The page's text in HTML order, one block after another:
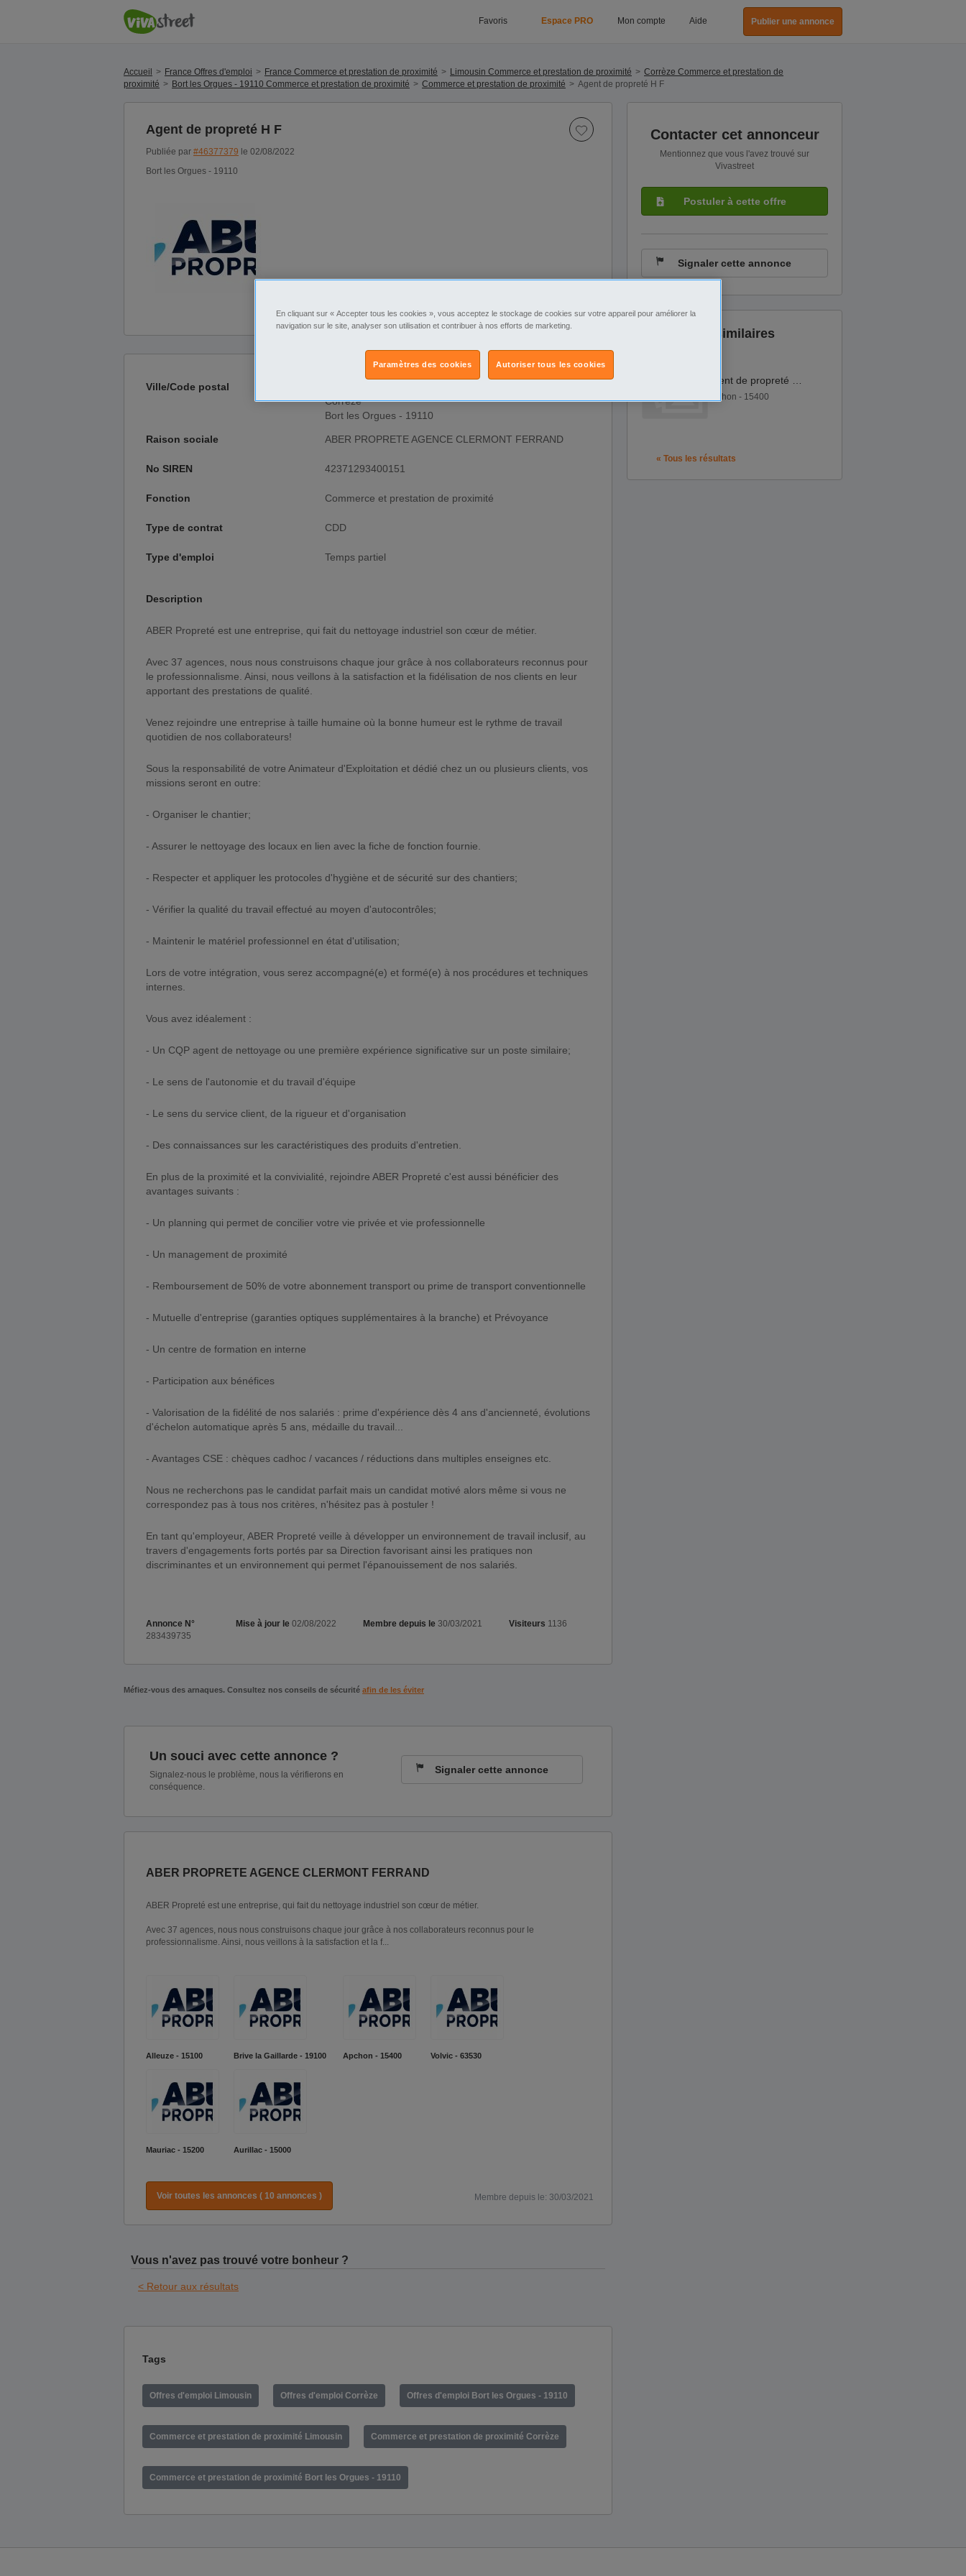
Favoris Espace PRO Mon compte Aide Publier une annonce
Accueil France Offres d'emploi France Commerce et prestation de proximité Limousin Commerce et prestation de proximité
Corrèze Commerce et prestation de
proximité
Bort les Orgues - 19110 Commerce et prestation de proximité Commerce et prestation de proximité Agent de propreté H F
Agent de propreté H F
Publiée par #46377379 le 02/08/2022
Bort les Orgues - 19110
Ville/Code postal
Corrèze
Bort les Orgues - 19110
Raison sociale ABER PROPRETE AGENCE CLERMONT FERRAND
No SIREN 42371293400151
Fonction Commerce et prestation de proximité
Type de contrat CDD
Type d'emploi Temps partiel
Description
ABER Propreté est une entreprise, qui fait du nettoyage industriel son cœur de métier.
Avec 37 agences, nous nous construisons chaque jour grâce à nos collaborateurs reconnus pour
le professionnalisme. Ainsi, nous veillons à la satisfaction et la fidélisation de nos clients en leur
apportant des prestations de qualité.
Venez rejoindre une entreprise à taille humaine où la bonne humeur est le rythme de travail
quotidien de nos collaborateurs!
Sous la responsabilité de votre Animateur d'Exploitation et dédié chez un ou plusieurs clients, vos
missions seront en outre:
- Organiser le chantier;
- Assurer le nettoyage des locaux en lien avec la fiche de fonction fournie.
- Respecter et appliquer les protocoles d'hygiène et de sécurité sur des chantiers;
- Vérifier la qualité du travail effectué au moyen d'autocontrôles;
- Maintenir le matériel professionnel en état d'utilisation;
Lors de votre intégration, vous serez accompagné(e) et formé(e) à nos procédures et techniques
internes.
Vous avez idéalement :
- Un CQP agent de nettoyage ou une première expérience significative sur un poste similaire;
- Le sens de l'autonomie et du travail d'équipe
- Le sens du service client, de la rigueur et d'organisation
- Des connaissances sur les caractéristiques des produits d'entretien.
En plus de la proximité et la convivialité, rejoindre ABER Propreté c'est aussi bénéficier des
avantages suivants :
- Un planning qui permet de concilier votre vie privée et vie professionnelle
- Un management de proximité
- Remboursement de 50% de votre abonnement transport ou prime de transport conventionnelle
- Mutuelle d'entreprise (garanties optiques supplémentaires à la branche) et Prévoyance
- Un centre de formation en interne
- Participation aux bénéfices
- Valorisation de la fidélité de nos salariés : prime d'expérience dès 4 ans d'ancienneté, évolutions
d'échelon automatique après 5 ans, médaille du travail...
- Avantages CSE : chèques cadhoc / vacances / réductions dans multiples enseignes etc.
Nous ne recherchons pas le candidat parfait mais un candidat motivé alors même si vous ne
correspondez pas à tous nos critères, n'hésitez pas à postuler !
En tant qu'employeur, ABER Propreté veille à développer un environnement de travail inclusif, au
travers d'engagements forts portés par sa Direction favorisant ainsi les pratiques non
discriminantes et un environnement qui permet l'épanouissement de nos salariés.
Annonce N°
283439735
Mise à jour le 02/08/2022 Membre depuis le 30/03/2021 Visiteurs 1136
Méfiez-vous des arnaques. Consultez nos conseils de sécurité afin de les éviter
Un souci avec cette annonce ?
Signalez-nous le problème, nous la vérifierons en
conséquence.
Signaler cette annonce
ABER PROPRETE AGENCE CLERMONT FERRAND
ABER Propreté est une entreprise, qui fait du nettoyage industriel son cœur de métier.
Avec 37 agences, nous nous construisons chaque jour grâce à nos collaborateurs reconnus pour le
professionnalisme. Ainsi, nous veillons à la satisfaction et la f...
Alleuze - 15100 Brive la Gaillarde - 19100 Apchon - 15400 Volvic - 63530
Mauriac - 15200 Aurillac - 15000
Voir toutes les annonces ( 10 annonces ) Membre depuis le: 30/03/2021
Vous n'avez pas trouvé votre bonheur ?
< Retour aux résultats
Contacter cet annonceur
Mentionnez que vous l'avez trouvé sur
Vivastreet
Postuler à cette offre
Signaler cette annonce
Annonces similaires
Apchon - 15400
« Tous les résultats
Tags
Offres d'emploi Limousin Offres d'emploi Corrèze Offres d'emploi Bort les Orgues - 19110
Commerce et prestation de proximité Limousin Commerce et prestation de proximité Corrèze
Commerce et prestation de proximité Bort les Orgues - 19110
En cliquant sur « Accepter tous les cookies », vous acceptez le stockage de cookies sur votre appareil pour améliorer la
navigation sur le site, analyser son utilisation et contribuer à nos efforts de marketing.
Autoriser tous les cookies
Paramètres des cookies